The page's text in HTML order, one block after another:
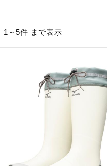
ーボール
ンタースポーツ
1～5件 まで表示